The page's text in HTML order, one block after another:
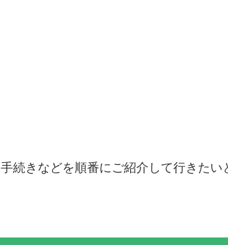
続きなどを順番にご紹介して行きたい